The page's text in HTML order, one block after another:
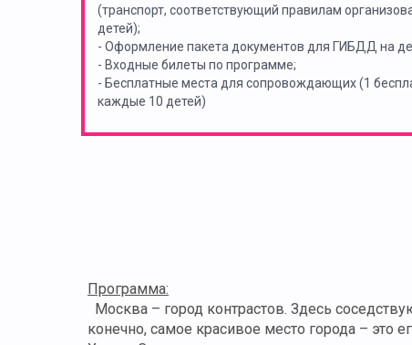
(транспорт, соответствующий правилам
детей);
- Оформление пакета документов для ГИБДД на
- Входные билеты по программе;
- Бесплатные места для сопровождающих (1
каждые 10 детей)
Программа:
Москва – город контрастов. Здесь
конечно, самое красивое место города – это